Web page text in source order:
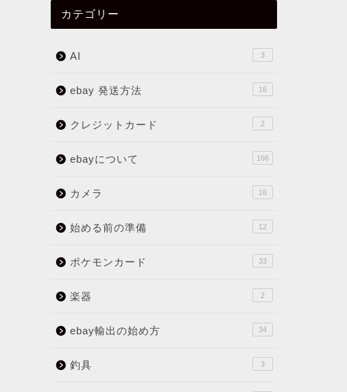
カテゴリー
AI 3
ebay 発送方法 16
クレジットカード 2
ebayについて 166
カメラ 16
始める前の準備 12
ポケモンカード 33
楽器 2
ebay輸出の始め方 34
釣具 3